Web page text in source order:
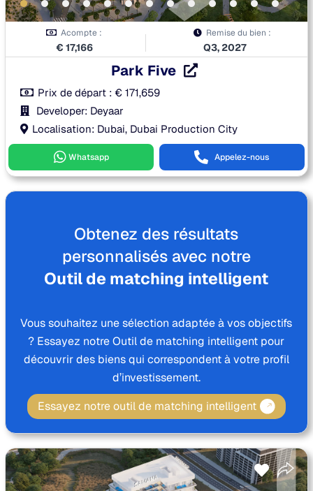
Acompte :
€ 17,166
Remise du bien :
Q3, 2027
Park Five
Prix de départ :€ 171,659
Developer: Deyaar
Localisation: Dubai, Dubai Production City
Whatsapp Appelez-nous
Obtenez des résultats
personnalisés avec notre
Outil de matching intelligent
Vous souhaitez une sélection adaptée à vos objectifs
? Essayez notre Outil de matching intelligent pour
découvrir des biens qui correspondent à votre profil
d’investissement.
Essayez notre outil de matching intelligent